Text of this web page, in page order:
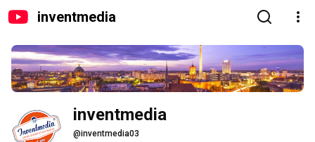
inventmedia
inventmedia
@inventmedia03